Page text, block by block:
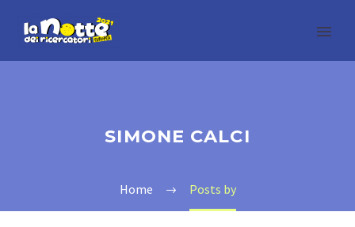
SIMONE CALCI
Home Posts by